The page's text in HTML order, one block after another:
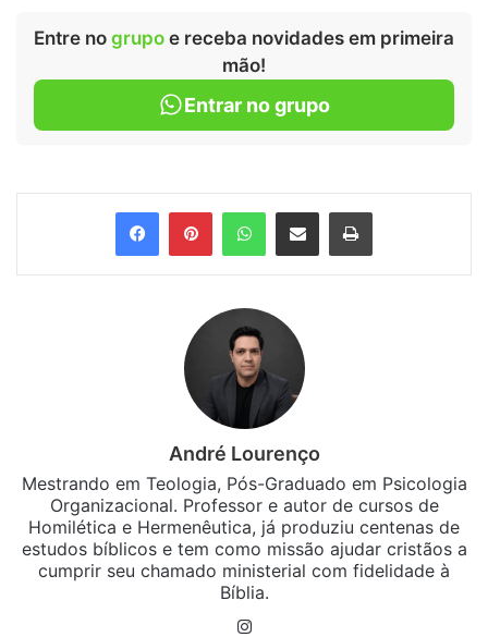
Entre no grupo e receba novidades em primeira
mão!
Entrar no grupo
FacebookPinterestWhatsApp
Compartilhar via e-mail Imprimir
André Lourenço
Mestrando em Teologia, Pós-Graduado em Psicologia
Organizacional. Professor e autor de cursos de
Homilética e Hermenêutica, já produziu centenas de
estudos bíblicos e tem como missão ajudar cristãos a
cumprir seu chamado ministerial com fidelidade à
Bíblia.